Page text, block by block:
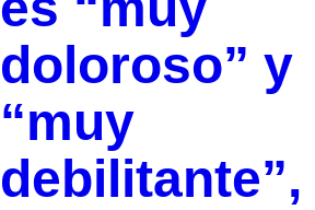
doloroso” y
“muy
debilitante”,